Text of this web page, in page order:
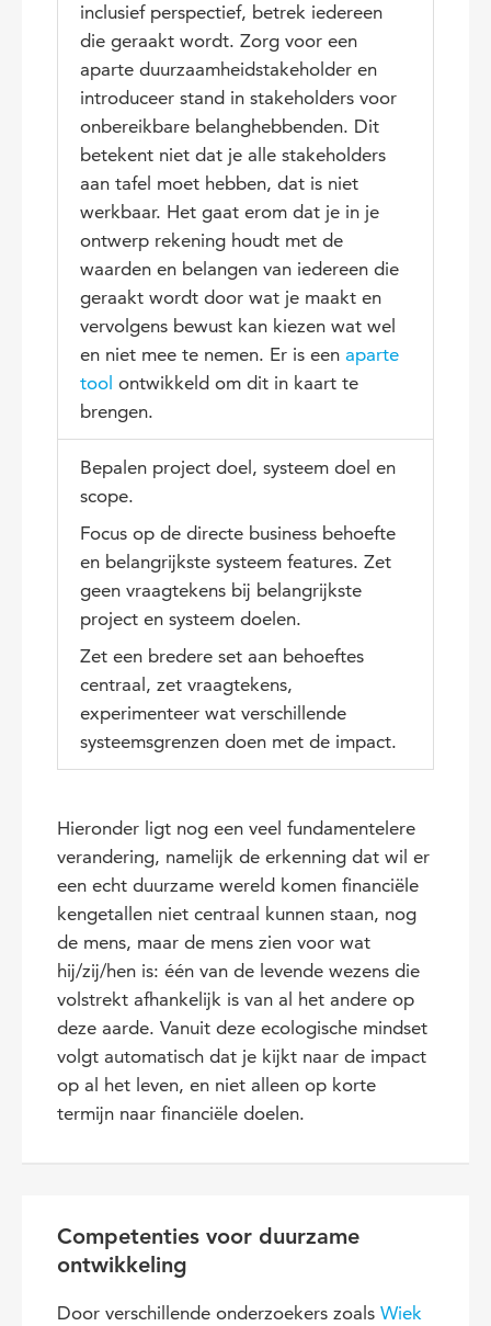
inclusief perspectief, betrek iedereen
die geraakt wordt. Zorg voor een
aparte duurzaamheidstakeholder en
introduceer stand in stakeholders voor
onbereikbare belanghebbenden. Dit
betekent niet dat je alle stakeholders
aan tafel moet hebben, dat is niet
werkbaar. Het gaat erom dat je in je
ontwerp rekening houdt met de
waarden en belangen van iedereen die
geraakt wordt door wat je maakt en
vervolgens bewust kan kiezen wat wel
en niet mee te nemen. Er is een aparte
tool ontwikkeld om dit in kaart te
brengen.
Bepalen project doel, systeem doel en
scope.
Focus op de directe business behoefte
en belangrijkste systeem features. Zet
geen vraagtekens bij belangrijkste
project en systeem doelen.
Zet een bredere set aan behoeftes
centraal, zet vraagtekens,
experimenteer wat verschillende
systeemsgrenzen doen met de impact.
Hieronder ligt nog een veel fundamentelere
verandering, namelijk de erkenning dat wil er
een echt duurzame wereld komen financiële
kengetallen niet centraal kunnen staan, nog
de mens, maar de mens zien voor wat
hij/zij/hen is: één van de levende wezens die
volstrekt afhankelijk is van al het andere op
deze aarde. Vanuit deze ecologische mindset
volgt automatisch dat je kijkt naar de impact
op al het leven, en niet alleen op korte
termijn naar financiële doelen.
Competenties voor duurzame
ontwikkeling
Door verschillende onderzoekers zoals Wiek